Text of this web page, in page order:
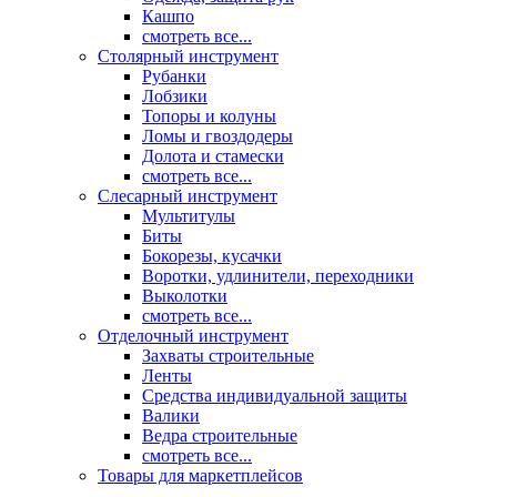
Кашпо
смотреть все...
Столярный инструмент
Рубанки
Лобзики
Топоры и колуны
Ломы и гвоздодеры
Долота и стамески
смотреть все...
Слесарный инструмент
Мультитулы
Биты
Бокорезы, кусачки
Воротки, удлинители, переходники
Выколотки
смотреть все...
Отделочный инструмент
Захваты строительные
Ленты
Средства индивидуальной защиты
Валики
Ведра строительные
смотреть все...
Товары для маркетплейсов